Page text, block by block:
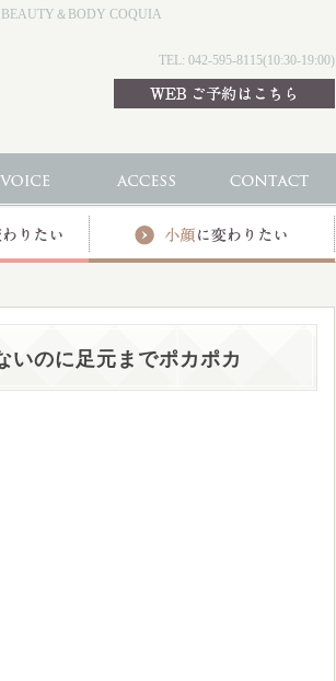
＆BODY COQUIA
TEL: 042-595-8115(10:30-19:00)
のに足元までポカポカ